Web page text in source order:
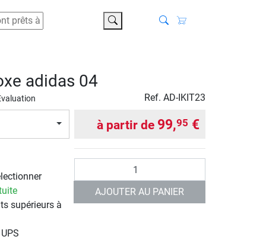
adidas 04
Ref. AD-IKIT23
supérieurs à
à partir de 99,95 €
AJOUTER AU PANIER